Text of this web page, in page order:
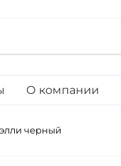
О компании
черный